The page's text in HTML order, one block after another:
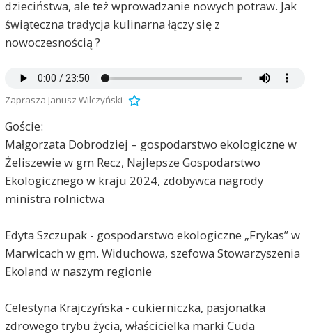
dzieciństwa, ale też wprowadzanie nowych potraw. Jak
świąteczna tradycja kulinarna łączy się z
nowoczesnością ?
Zaprasza Janusz Wilczyński
Goście:
Małgorzata Dobrodziej – gospodarstwo ekologiczne w
Żeliszewie w gm Recz, Najlepsze Gospodarstwo
Ekologicznego w kraju 2024, zdobywca nagrody
ministra rolnictwa
Edyta Szczupak - gospodarstwo ekologiczne „Frykas” w
Marwicach w gm. Widuchowa, szefowa Stowarzyszenia
Ekoland w naszym regionie
Celestyna Krajczyńska - cukierniczka, pasjonatka
zdrowego trybu życia, właścicielka marki Cuda